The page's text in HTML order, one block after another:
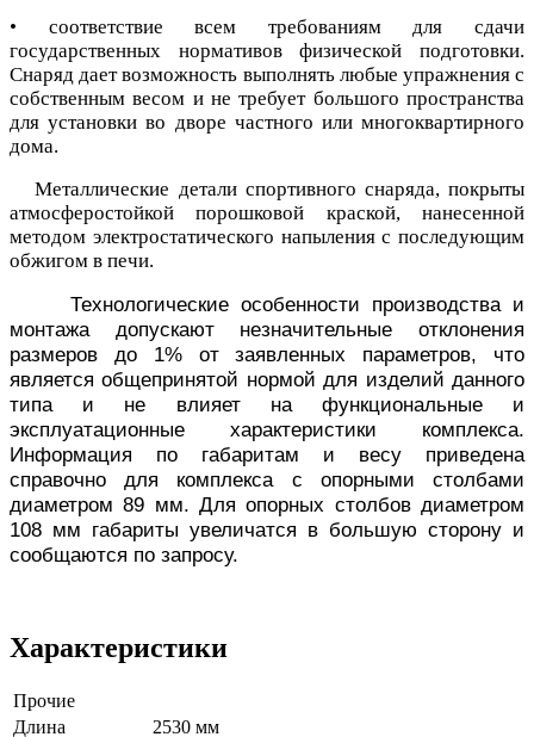
• соответствие всем требованиям для сдачи
государственных нормативов физической подготовки.
Снаряд дает возможность выполнять любые упражнения с
собственным весом и не требует большого пространства
для установки во дворе частного или многоквартирного
дома.
Металлические детали спортивного снаряда, покрыты
атмосферостойкой порошковой краской, нанесенной
методом электростатического напыления с последующим
обжигом в печи.
Технологические особенности производства и
монтажа допускают незначительные отклонения
размеров до 1% от заявленных параметров, что
является общепринятой нормой для изделий данного
типа и не влияет на функциональные и
эксплуатационные характеристики комплекса.
Информация по габаритам и весу приведена
справочно для комплекса с опорными столбами
диаметром 89 мм. Для опорных столбов диаметром
108 мм габариты увеличатся в большую сторону и
сообщаются по запросу.
Характеристики
Прочие
Длина
2530 мм